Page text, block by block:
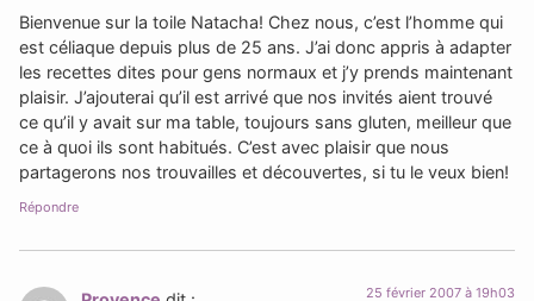
Bienvenue sur la toile Natacha! Chez nous, c’est l’homme qui
est céliaque depuis plus de 25 ans. J’ai donc appris à adapter
les recettes dites pour gens normaux et j’y prends maintenant
plaisir. J’ajouterai qu’il est arrivé que nos invités aient trouvé
ce qu’il y avait sur ma table, toujours sans gluten, meilleur que
ce à quoi ils sont habitués. C’est avec plaisir que nous
partagerons nos trouvailles et découvertes, si tu le veux bien!
Répondre
25 février 2007 à 19h03